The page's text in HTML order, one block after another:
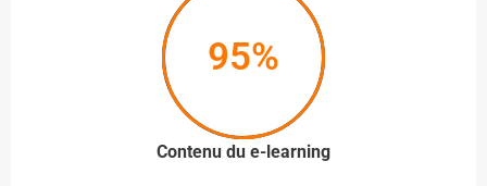
95%
Contenu du e-learning